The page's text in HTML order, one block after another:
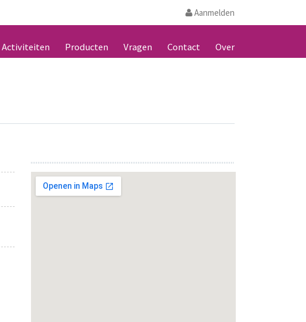
Aanmelden
Activiteiten Producten Vragen Contact Over